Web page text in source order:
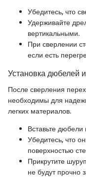
Убедитесь, что
Удерживайте
вертикальными.
При сверлении
если есть
Установка дюбелей
После сверления
необходимы для
легких материалов.
Вставьте дюбели
Убедитесь, что
поверхностью
Прикрутите
не будут прочно